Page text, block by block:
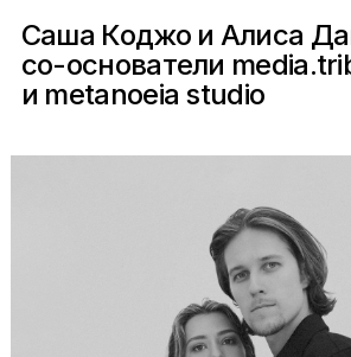
Саша Коджо и Алиса
со-основатели
и metanoeia studio